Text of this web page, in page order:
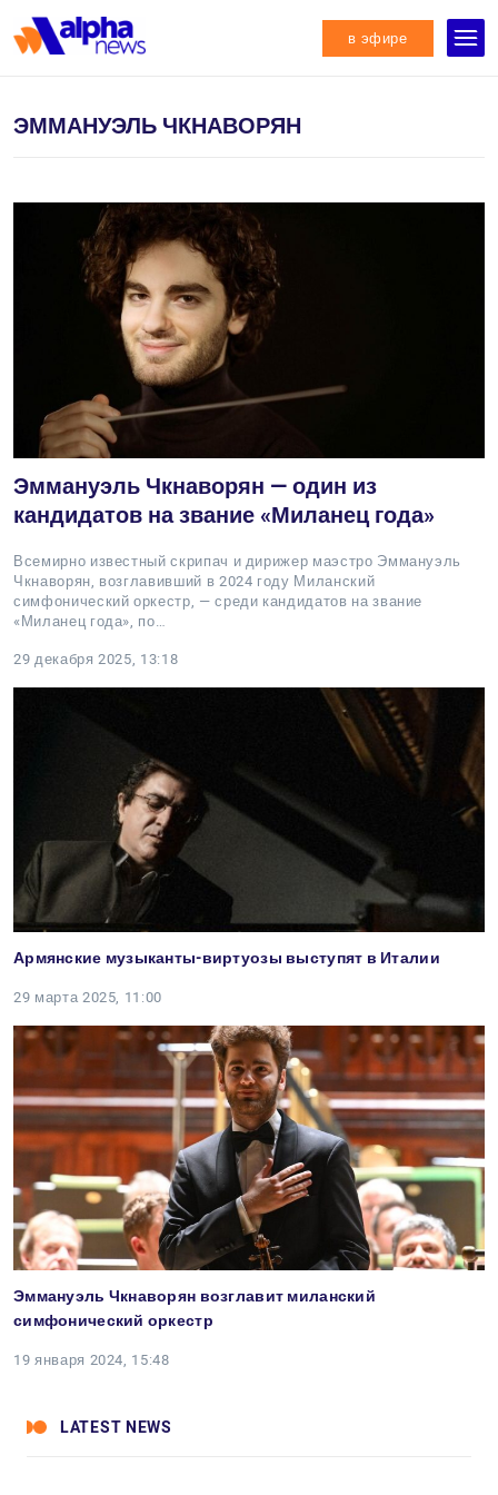
в эфире
ЭММАНУЭЛЬ ЧКНАВОРЯН
Эммануэль Чкнаворян — один из
кандидатов на звание «Миланец года»
Всемирно известный скрипач и дирижер маэстро Эммануэль
Чкнаворян, возглавивший в 2024 году Миланский
симфонический оркестр, — среди кандидатов на звание
«Миланец года», по…
29 декабря 2025, 13:18
Армянские музыканты-виртуозы выступят в Италии
29 марта 2025, 11:00
Эммануэль Чкнаворян возглавит миланский
симфонический оркестр
19 января 2024, 15:48
LATEST NEWS